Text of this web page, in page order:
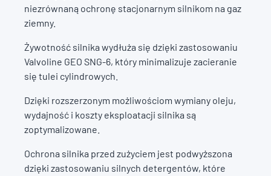
niezrównaną ochronę stacjonarnym silnikom na gaz
ziemny.
Żywotność silnika wydłuża się dzięki zastosowaniu
Valvoline GEO SNG-6, który minimalizuje zacieranie
się tulei cylindrowych.
Dzięki rozszerzonym możliwościom wymiany oleju,
wydajność i koszty eksploatacji silnika są
zoptymalizowane.
Ochrona silnika przed zużyciem jest podwyższona
dzięki zastosowaniu silnych detergentów, które